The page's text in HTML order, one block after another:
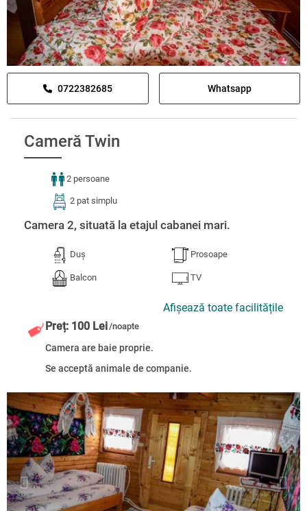
0722382685 Whatsapp
Cameră Twin
2 persoane
2 pat simplu
Camera 2, situată la etajul cabanei mari.
Duș
Balcon
Prosoape
TV
Afișează toate facilitățile
Preț: 100 Lei/noapte
Camera are baie proprie.
Se acceptă animale de companie.